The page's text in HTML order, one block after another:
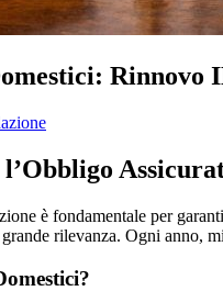
Rinnovo
è fondamentale per
rilevanza. Ogni anno,